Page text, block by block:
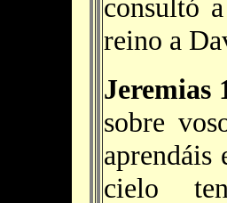
consultó
reino a
Jeremias
sobre
aprendáis
cielo